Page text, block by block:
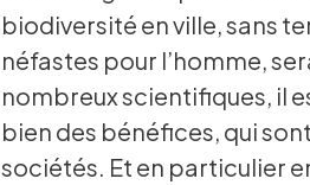
biodiversité en ville, sans
néfastes pour l’homme,
nombreux scientifiques, il
bien des bénéfices, qui
sociétés. Et en particulier